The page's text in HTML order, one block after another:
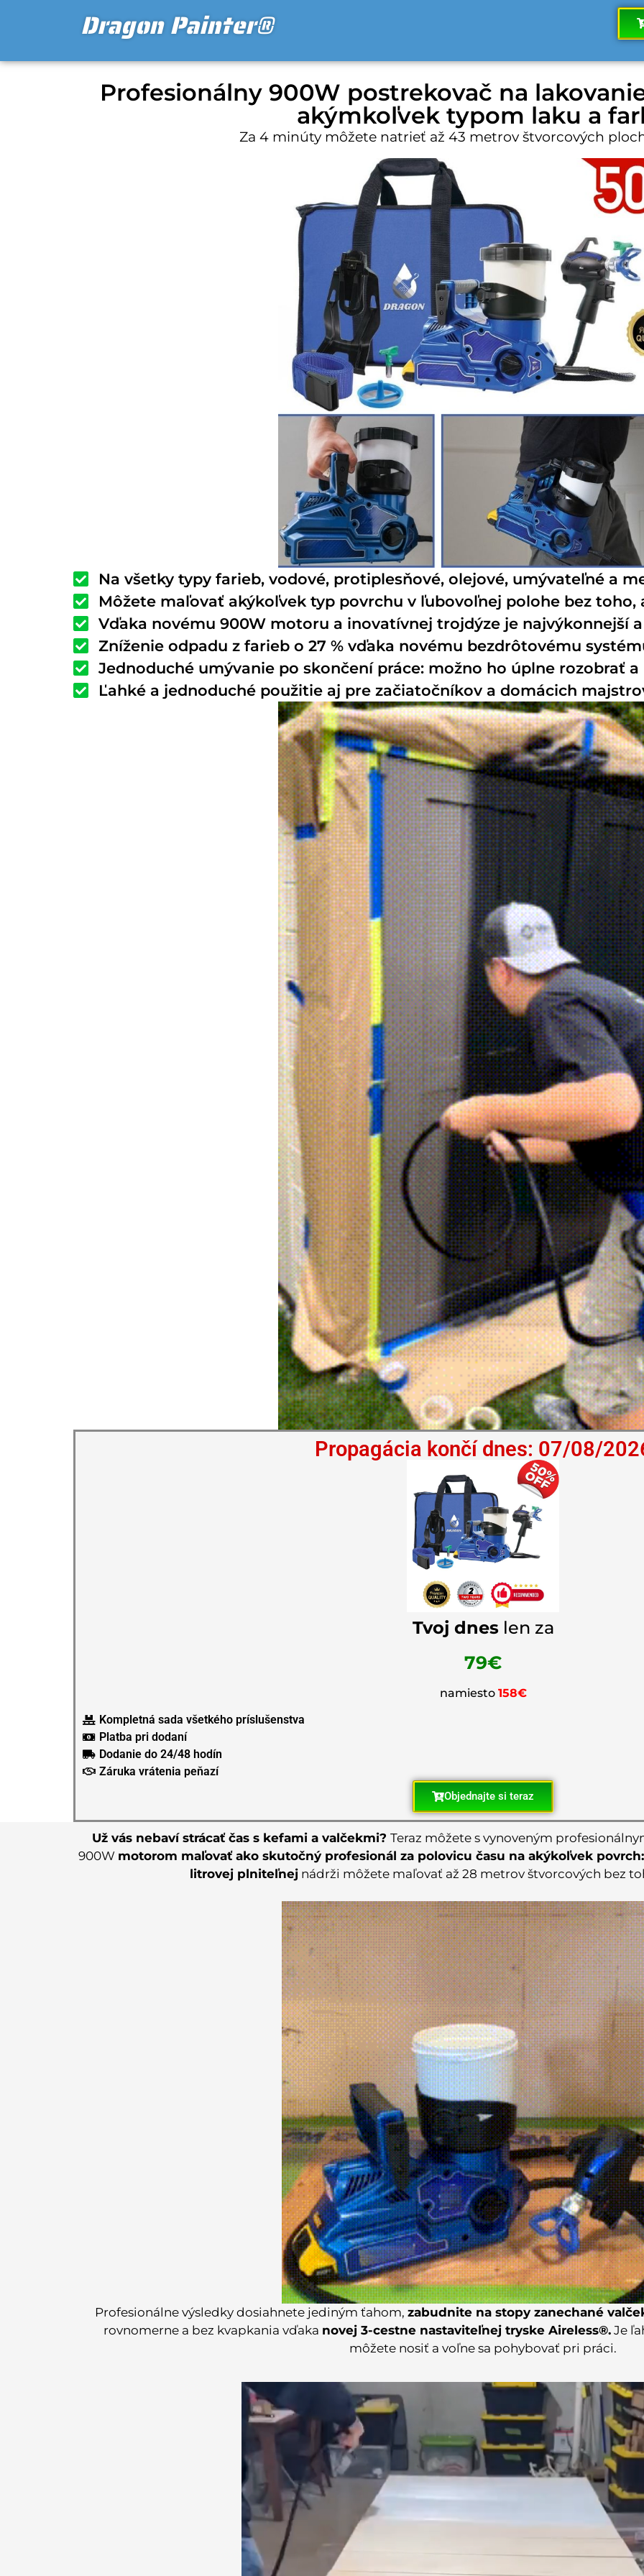
Dragon Painter®
Profesionálny 900W postrekovač na
akýmkoľvek typom laku a
Za 4 minúty môžete natrieť až 43 metrov štvorcových
Na všetky typy farieb, vodové, protiplesňové, olejové, umývateľné a
Môžete maľovať akýkoľvek typ povrchu v ľubovoľnej polohe bez toho,
Vďaka novému 900W motoru a inovatívnej trojdýze je najvýkonnejší
Zníženie odpadu z farieb o 27 % vďaka novému bezdrôtovému
Jednoduché umývanie po skončení práce: možno ho úplne rozobrať
Ľahké a jednoduché použitie aj pre začiatočníkov a domácich
Propagácia končí dnes: 07/08/
Tvoj dnes len za
79€
namiesto 158€
Kompletná sada všetkého príslušenstva
Platba pri dodaní
Dodanie do 24/48 hodín
Záruka vrátenia peňazí
Objednajte si teraz
Už vás nebaví strácať čas s kefami a valčekmi? Teraz môžete s vynoveným
900W motorom maľovať ako skutočný profesionál za polovicu času na akýkoľvek povrch:
litrovej plniteľnejnádrži môžete maľovať až 28 metrov štvorcových bez
Profesionálne výsledky dosiahnete jediným ťahom, zabudnite na stopy zanechané
rovnomerne a bez kvapkania vďaka novej 3-cestne nastaviteľnej tryske Aireless®. Je
môžete nosiť a voľne sa pohybovať pri práci.